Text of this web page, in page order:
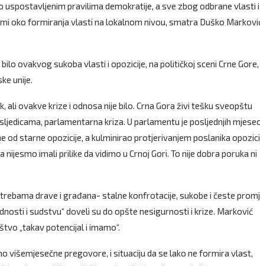
uspostavljenim pravilima demokratije, a sve zbog odbrane vlasti i
oko formiranja vlasti na lokalnom nivou, smatra Duško
ovakvog sukoba vlasti i opozicije, na političkoj sceni Crne
unije.
ali ovakve krize i odnosa nije bilo. Crna Gora živi tešku sveopštu
parlamentarna kriza. U parlamentu je posljednjih
starne opozicije, a kulminirao protjerivanjem poslanika
imali prilike da vidimo u Crnoj Gori. To nije dobra poruka ni
drave i građana- stalne konfrotacije, sukobe i česte
i sudstvu“ doveli su do opšte nesigurnosti i krize. Marković
„takav potencijal i imamo“.
višemjesečne pregovore, i situaciju da se lako ne formira vlast,